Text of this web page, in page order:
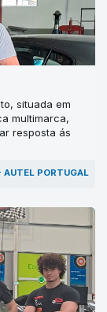
situada em
multimarca,
resposta ás
AUTEL PORTUGAL